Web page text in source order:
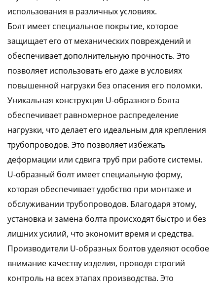
использования в различных условиях.
Болт имеет специальное покрытие, которое
защищает его от механических повреждений и
обеспечивает дополнительную прочность. Это
позволяет использовать его даже в условиях
повышенной нагрузки без опасения его поломки.
Уникальная конструкция U-образного болта
обеспечивает равномерное распределение
нагрузки, что делает его идеальным для крепления
трубопроводов. Это позволяет избежать
деформации или сдвига труб при работе системы.
U-образный болт имеет специальную форму,
которая обеспечивает удобство при монтаже и
обслуживании трубопроводов. Благодаря этому,
установка и замена болта происходят быстро и без
лишних усилий, что экономит время и средства.
Производители U-образных болтов уделяют особое
внимание качеству изделия, проводя строгий
контроль на всех этапах производства. Это